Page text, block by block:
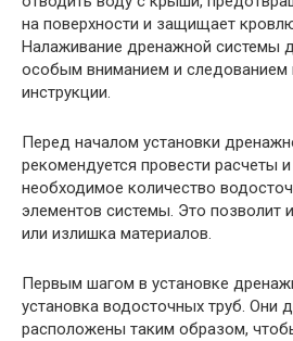
на поверхности и защищает
Налаживание дренажной системы
особым вниманием и следованием
инструкции.
Перед началом установки
рекомендуется провести расчеты
необходимое количество
элементов системы. Это позволит
или излишка материалов.
Первым шагом в установке
установка водосточных труб. Они
расположены таким образом,